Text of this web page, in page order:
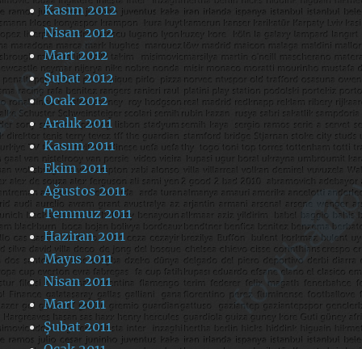
Kasım 2012
Nisan 2012
Mart 2012
Şubat 2012
Ocak 2012
Aralık 2011
Kasım 2011
Ekim 2011
Ağustos 2011
Temmuz 2011
Haziran 2011
Mayıs 2011
Nisan 2011
Mart 2011
Şubat 2011